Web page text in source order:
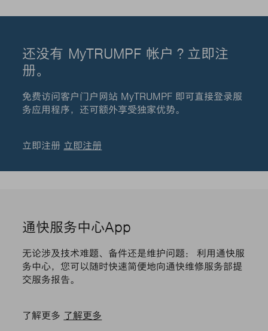
还没有 MyTRUMPF 帐户？立即注
册。
免费访问客户门户网站 MyTRUMPF 即可直接登录服
务应用程序，还可额外享受独家优势。
立即注册 立即注册
通快服务中心App
无论涉及技术难题、备件还是维护问题： 利用通快服
务中心，您可以随时快速简便地向通快维修服务部提
交服务报告。
了解更多 了解更多